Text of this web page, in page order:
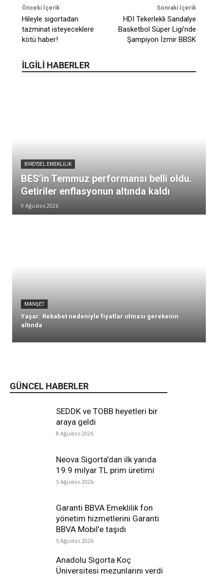
GÜNCEL HABERLER
SEDDK ve TOBB heyetleri bir
araya geldi
8 Ağustos 2026
Neova Sigorta’dan ilk yarıda
19.9 milyar TL prim üretimi
5 Ağustos 2026
Garanti BBVA Emeklilik fon
yönetim hizmetlerini Garanti
BBVA Mobil’e taşıdı
5 Ağustos 2026
Anadolu Sigorta Koç
Üniversitesi mezunlarını verdi
Önceki İçerik
Hileyle sigortadan
tazminat isteyeceklere
kötü haber!
Sonraki İçerik
HDI Tekerlekli Sandalye
Basketbol Süper Ligi’nde
Şampiyon İzmir BBSK
İLGİLİ HABERLER
BIREYSEL EMEKLILIK
BES’in Temmuz performansı belli oldu.
Getiriler enflasyonun altında kaldı
9 Ağustos 2026
MANŞET
Yaşar: Rekabet nedeniyle fiyatlar olması gerekenin
altında